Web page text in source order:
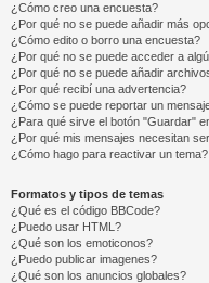
¿Cómo creo una encuesta?
¿Por qué no se puede añadir más
¿Cómo edito o borro una encuesta?
¿Por qué no se puede acceder a
¿Por qué no se puede añadir
¿Por qué recibí una advertencia?
¿Cómo se puede reportar un
¿Para qué sirve el botón "Guardar"
¿Por qué mis mensajes necesitan
¿Cómo hago para reactivar un tema?
Formatos y tipos de temas
¿Qué es el código BBCode?
¿Puedo usar HTML?
¿Qué son los emoticonos?
¿Puedo publicar imagenes?
¿Qué son los anuncios globales?